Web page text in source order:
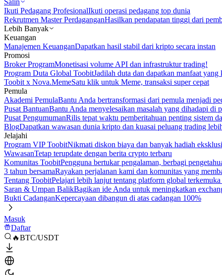
Salin
Ikuti Pedagang ProfesionalIkuti operasi pedagang top dunia
Rekrutmen Master PerdaganganHasilkan pendapatan tinggi dari
Lebih Banyak
Keuangan
Manajemen KeuanganDapatkan hasil stabil dari kripto secara instan
Promosi
Broker ProgramMonetisasi volume API dan infrastruktur trading!
Program Duta Global ToobitJadilah duta dan dapatkan manfaat
Toobit x Nova.MemeSatu klik untuk Meme, transaksi super cepat
Pemula
Akademi PemulaBantu Anda bertransformasi dari pemula menjadi
Pusat BantuanBantu Anda menyelesaikan masalah yang dihadapi di
Pusat PengumumanRilis tepat waktu pemberitahuan penting sistem
BlogDapatkan wawasan dunia kripto dan kuasai peluang trading
Jelajahi
Program VIP ToobitNikmati diskon biaya dan banyak hadiah
WawasanTetap terupdate dengan berita crypto terbaru
Komunitas ToobitPengguna bertukar pengalaman, berbagi
3 tahun bersamaRayakan perjalanan kami dan komunitas yang
Tentang ToobitPelajari lebih lanjut tentang platform global
Saran & Umpan BalikBagikan ide Anda untuk meningkatkan
Bukti CadanganKepercayaan dibangun di atas cadangan 100%
Masuk
Daftar
🔥BTC/USDT